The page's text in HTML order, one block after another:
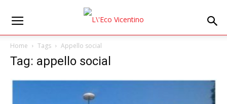
Home Tags Appello social
Tag: appello social